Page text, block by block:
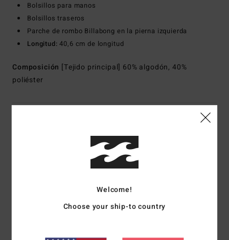
Bolsillos para manos
Bolsillos traseros
Parche de rombo Billabong en la pierna izquierda
Longitud:40,6 cm de longitud
Composición [Tejido principal] 60% algodón, 40%
poliéster
Reseñas de los clientes
5.0
Welcome!
Choose your ship-to country